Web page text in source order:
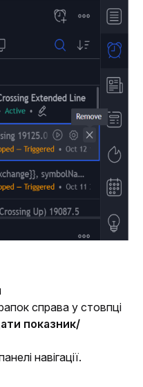
справа у стовпці
показник/
навігації.